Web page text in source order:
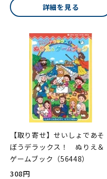
詳細を見る
【取り寄せ】せいしょであそ
ぼうデラックス！ ぬりえ＆
ゲームブック（56448）
308円